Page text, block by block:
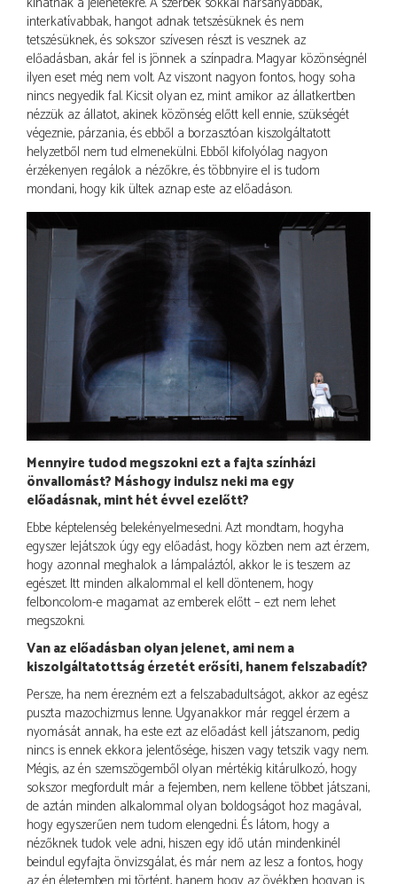
interkatívabbak, hangot adnak tetszésüknek és nem
tetszésüknek, és sokszor szívesen részt is vesznek az
előadásban, akár fel is jönnek a színpadra. Magyar közönségnél
ilyen eset még nem volt. Az viszont nagyon fontos, hogy soha
nincs negyedik fal. Kicsit olyan ez, mint amikor az állatkertben
nézzük az állatot, akinek közönség előtt kell ennie, szükségét
végeznie, párzania, és ebből a borzasztóan kiszolgáltatott
helyzetből nem tud elmenekülni. Ebből kifolyólag nagyon
érzékenyen regálok a nézőkre, és többnyire el is tudom
mondani, hogy kik ültek aznap este az előadáson.
Mennyire tudod megszokni ezt a fajta színházi
önvallomást? Máshogy indulsz neki ma egy
előadásnak, mint hét évvel ezelőtt?
Ebbe képtelenség belekényelmesedni. Azt mondtam, hogyha
egyszer lejátszok úgy egy előadást, hogy közben nem azt érzem,
hogy azonnal meghalok a lámpaláztól, akkor le is teszem az
egészet. Itt minden alkalommal el kell döntenem, hogy
felboncolom-e magamat az emberek előtt – ezt nem lehet
megszokni.
Van az előadásban olyan jelenet, ami nem a
kiszolgáltatottság érzetét erősíti, hanem felszabadít?
Persze, ha nem érezném ezt a felszabadultságot, akkor az egész
puszta mazochizmus lenne. Ugyanakkor már reggel érzem a
nyomását annak, ha este ezt az előadást kell játszanom, pedig
nincs is ennek ekkora jelentősége, hiszen vagy tetszik vagy nem.
Mégis, az én szemszögemből olyan mértékig kitárulkozó, hogy
sokszor megfordult már a fejemben, nem kellene többet játszani,
de aztán minden alkalommal olyan boldogságot hoz magával,
hogy egyszerűen nem tudom elengedni. És látom, hogy a
nézőknek tudok vele adni, hiszen egy idő után mindenkinél
beindul egyfajta önvizsgálat, és már nem az lesz a fontos, hogy